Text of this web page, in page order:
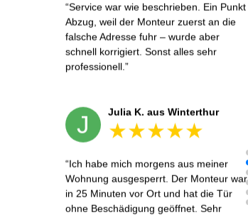
Service war wie beschrieben. Ein Punkt
Abzug, weil der Monteur zuerst an die
falsche Adresse fuhr – wurde aber
schnell korrigiert. Sonst alles sehr
professionell.
J Julia K. aus Winterthur
Ich habe mich morgens aus meiner
Wohnung ausgesperrt. Der Monteur war
in 25 Minuten vor Ort und hat die Tür
ohne Beschädigung geöffnet. Sehr